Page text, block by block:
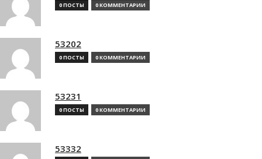
0 ПОСТЫ 0 КОММЕНТАРИИ
53202
0 ПОСТЫ 0 КОММЕНТАРИИ
53231
0 ПОСТЫ 0 КОММЕНТАРИИ
53332